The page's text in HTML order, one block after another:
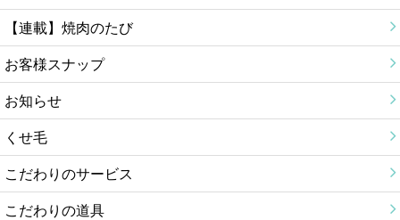
【連載】焼肉のたび
お客様スナップ
お知らせ
くせ毛
こだわりのサービス
こだわりの道具